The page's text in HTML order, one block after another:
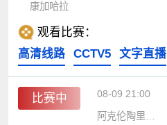
康加哈拉
观看比赛：
高清线路
CCTV5 文字直播
比赛中 08-09 21:00